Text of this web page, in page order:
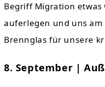
Begriff Migration
auferlegen und uns
Brennglas für unsere
8. September |